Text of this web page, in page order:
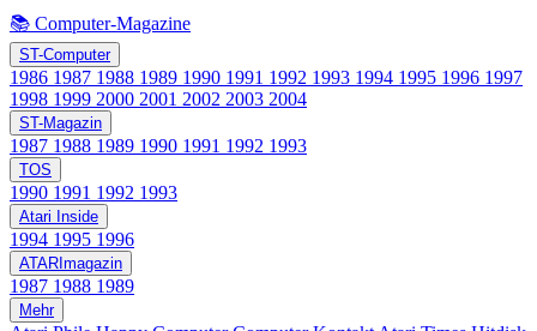
📚 Computer-Magazine
ST-Computer
1986 1987 1988 1989 1990 1991 1992 1993 1994 1995 1996 1997
1998 1999 2000 2001 2002 2003 2004
ST-Magazin
1987 1988 1989 1990 1991 1992 1993
TOS
1990 1991 1992 1993
Atari Inside
1994 1995 1996
ATARImagazin
1987 1988 1989
Mehr